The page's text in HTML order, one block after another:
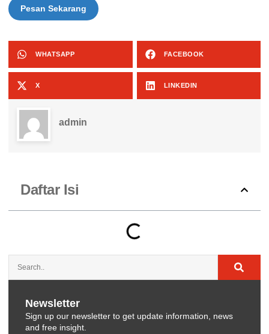
Pesan Sekarang
WHATSAPP FACEBOOK
X LINKEDIN
admin
Daftar Isi
Newsletter
Sign up our newsletter to get update information, news
and free insight.